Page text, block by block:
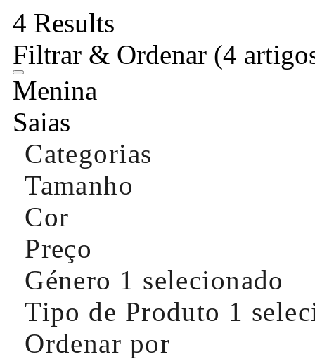
4 Results
Filtrar & Ordenar (4
Menina
Saias
Categorias
Tamanho
Cor
Preço
Género 1 selecionado
Tipo de Produto 1
Ordenar por